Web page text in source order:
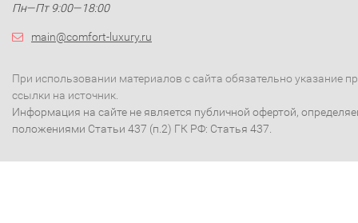
Пн—Пт 9:00—18:00
main@comfort-luxury.ru
При использовании материалов с сайта обязательно указание
ссылки на источник.
Информация на сайте не является публичной офертой,
положениями Статьи 437 (п.2) ГК РФ: Статья 437.